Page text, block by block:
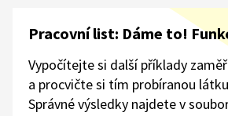
Pracovní list: Dáme to!
Vypočítejte si další příklady
a procvičte si tím probíranou
Správné výsledky najdete v